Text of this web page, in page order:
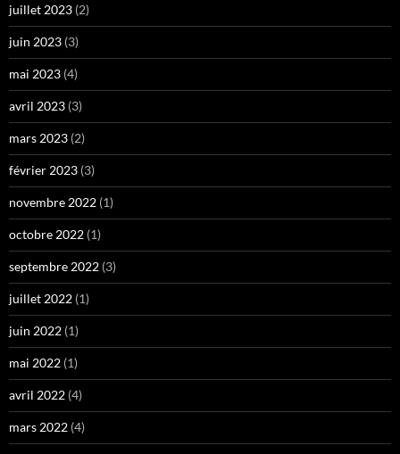
juillet 2023 (2)
juin 2023 (3)
mai 2023 (4)
avril 2023 (3)
mars 2023 (2)
février 2023 (3)
novembre 2022 (1)
octobre 2022 (1)
septembre 2022 (3)
juillet 2022 (1)
juin 2022 (1)
mai 2022 (1)
avril 2022 (4)
mars 2022 (4)